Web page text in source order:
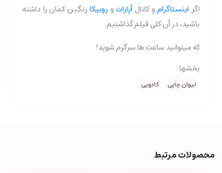
اگر اینستاگرامو کانالآپاراتو روبیکا رنگین کمان را داشته
باشید، در آن کلی فیلم گذاشتیم
که میتوانید ساعت ها سرگرم شوید!
بخشها :
لیوان چاپی کادویی
محصولات مرتبط